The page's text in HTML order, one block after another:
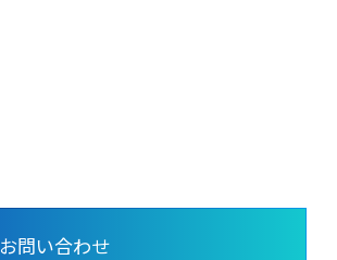
お問い合わせ